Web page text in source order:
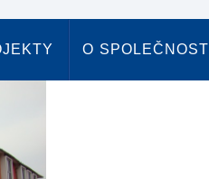
O SPOLEČNOSTI